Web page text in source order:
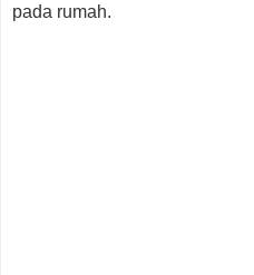
pada rumah.